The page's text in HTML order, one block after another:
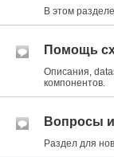
В этом
Помощь
Описания,
компонентов.
Вопросы
Раздел для